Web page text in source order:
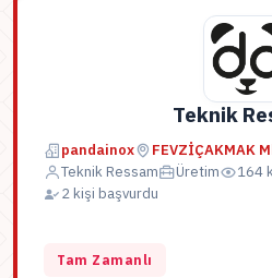
Teknik
pandainox
FEVZİÇAKMAK
Teknik Ressam
Üretim
164
2 kişi başvurdu
Tam Zamanlı